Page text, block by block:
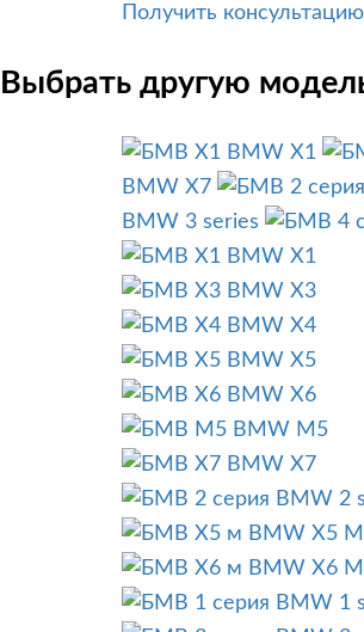
Получить консультацию
Выбрать другую
BMW X1
BMW X7
BMW 3 series
BMW X1
BMW X3
BMW X4
BMW X5
BMW X6
BMW M5
BMW X7
BMW 2
BMW X5 M
BMW X6 M
BMW 1